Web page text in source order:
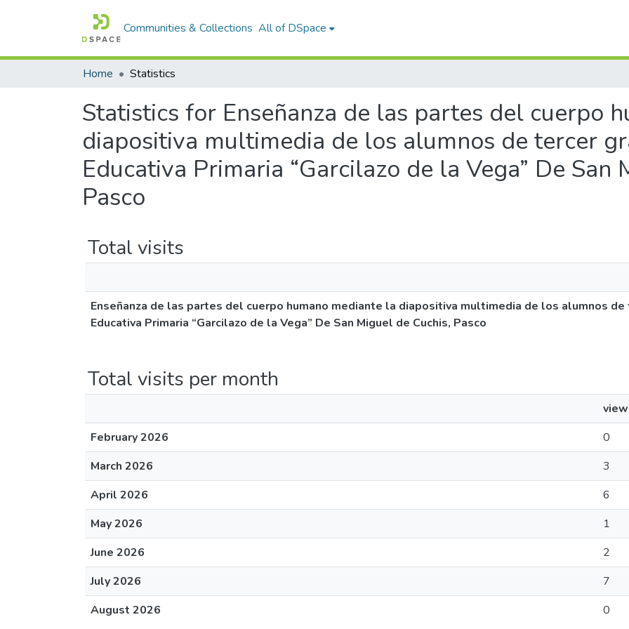
Communities & Collections All of DSpace
Home Statistics
Statistics for Enseñanza de las partes del cuerpo
diapositiva multimedia de los alumnos de tercer
Educativa Primaria “Garcilazo de la Vega” De San
Pasco
Total visits
Enseñanza de las partes del cuerpo humano mediante la diapositiva multimedia de los alumnos
Educativa Primaria “Garcilazo de la Vega” De San Miguel de Cuchis, Pasco
Total visits per month
February 2026
0
March 2026
3
April 2026
6
May 2026
1
June 2026
2
July 2026
7
August 2026
0